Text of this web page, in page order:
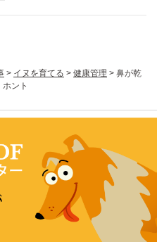
> イヌを育てる > 健康管理 > 鼻が乾
ント